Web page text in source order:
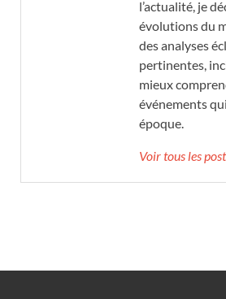
l’actualité, je
évolutions du
des analyses
pertinentes,
mieux
événements
époque.
Voir tous les